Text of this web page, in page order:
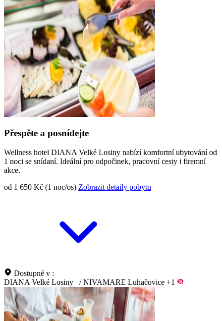
Přespěte a posnídejte
Wellness hotel DIANA Velké Losiny nabízí komfortní ubytování od
1 noci se snídaní. Ideální pro odpočinek, pracovní cesty i firemní
akce.
od 1 650 Kč (1 noc/os) Zobrazit detaily pobytu
Dostupné v :
DIANA Velké Losiny
/ NIVAMARE Luhačovice +1